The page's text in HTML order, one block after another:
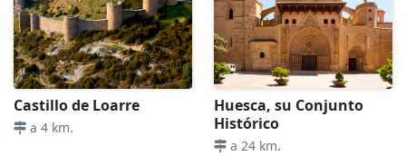
Castillo de Loarre
a 4 km.
Huesca, su Conjunto
Histórico
a 24 km.